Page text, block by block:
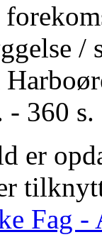
/
360 s.
er
Fag -